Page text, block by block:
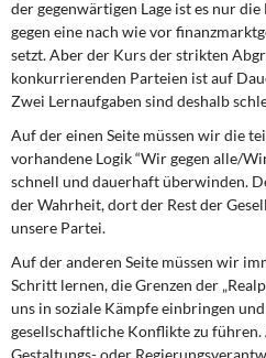
der gegenwärtigen Lage ist es nur
gegen eine nach wie vor
setzt. Aber der Kurs der strikten
konkurrierenden Parteien ist auf
Zwei Lernaufgaben sind deshalb
Auf der einen Seite müssen wir die
vorhandene Logik “Wir gegen alle/
schnell und dauerhaft überwinden.
der Wahrheit, dort der Rest der
unsere Partei.
Auf der anderen Seite müssen wir
Schritt lernen, die Grenzen der
uns in soziale Kämpfe einbringen
gesellschaftliche Konflikte zu
Gestaltungs- oder